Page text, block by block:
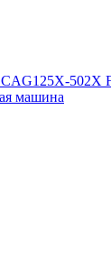
502X
машина